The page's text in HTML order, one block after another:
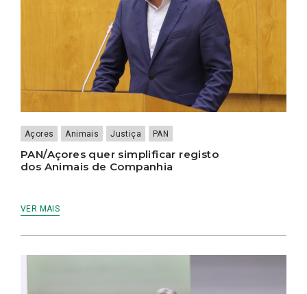
Açores Animais Justiça PAN
PAN/Açores quer simplificar registo
dos Animais de Companhia
VER MAIS